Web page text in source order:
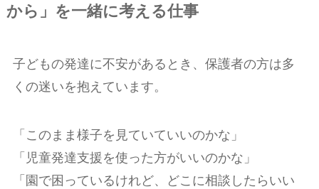
から」を一緒に考える仕事
子どもの発達に不安があるとき、保護者の方は多
くの迷いを抱えています。
「このまま様子を見ていていいのかな」
「児童発達支援を使った方がいいのかな」
「園で困っているけれど、どこに相談したらいい